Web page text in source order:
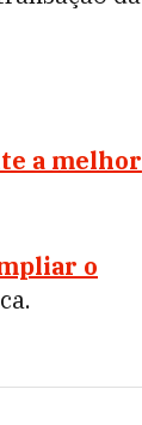
a melhor
o